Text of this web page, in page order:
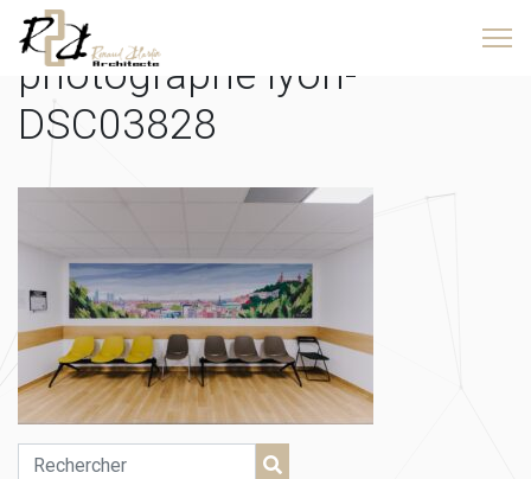
260117-laurie diaz
photographe lyon-
DSC03828